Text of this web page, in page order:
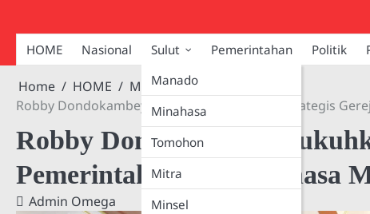
HOME Nasional
Sulut
Manado
Minahasa
Tomohon
Mitra
Minsel
Pemerintahan Politik
Home HOME
Minahasa
Robby Dondokambey Kukuhkan Kemitraan Strategis
Robby Dondokambey
Pemerintah Demi Minahasa
Admin Omega